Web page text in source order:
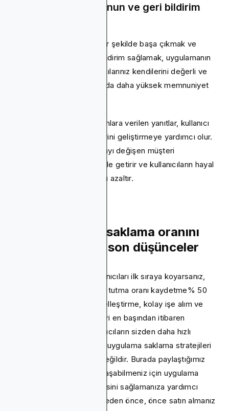
Sorunsuz destek sunun ve geri bildirim
Kullanıcı sorunlarıyla hızlı bir şekilde başa çıkmak ve
sorunsuz yardım ve geri bildirim sağlamak, uygulamanın
saklanmasını artırır. Kullanıcılarınız kendilerini değerli ve
anlaşılmış hissedecek, bu da daha yüksek memnuniyet
7/24 Aktif destek ve yorumlara verilen yanıtlar, kullanıcı
deneyimini ve ürün tekliflerini geliştirmeye yardımcı olur.
Bu aynı zamanda uygulamayı değişen müşteri
ihtiyaçlarına daha uygun hale getirir ve kullanıcıların hayal
kırıklığından silme olasılığını azaltır.
İyi bir uygulama saklama oranını
korumaya ilişkin son düşünceler
Planlama aşamasında kullanıcıları ilk sıraya koyarsanız,
yüksek bir mobil uygulama tutma oranı kaydetme% 50
daha kolay olacaktır. Kişiselleştirme, kolay işe alım ve
yardımcı destek gibi şeyleri en başından itibaren
alacaksınız. Yine de, kullanıcıların sizden daha hızlı
düştüğünü fark ederseniz, uygulama saklama stratejileri
oluşturmak için asla geç değildir. Burada paylaştığımız
ipuçları, gelir hedefinize ulaşabilmeniz için uygulama
kullanıcılarınızın geri gelmesini sağlamanıza yardımcı
olacaktır.. Ancak elde etmeden önce, önce satın almanız